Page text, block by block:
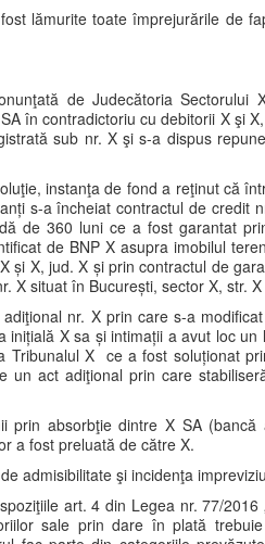
lămurite toate împrejurările de
de Judecătoria
în contradictoriu cu debitorii X şi
sub nr. X şi s-a dispus
instanţa de fond a reţinut că
s-a încheiat contractul de credit
de 360 luni ce a fost garantat
de BNP X asupra imobilul
și X, jud. X și prin contractul de
X situat în București, sector X, str.
nr. X prin care s-a
X sa și intimații a avut loc
Tribunalul X ce a fost soluționat
un act adiţional prin care
prin absorbţie dintre X SA
a fost preluată de către X.
admisibilitate şi incidenţa
art. 4 din Legea nr. 77/
sale prin dare în plată